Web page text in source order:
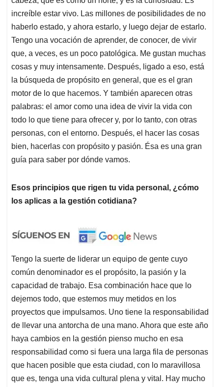
increíble estar vivo. Las millones de posibilidades de no
haberlo estado, y ahora estarlo, y luego dejar de estarlo.
Tengo una vocación de aprender, de conocer, de vivir
que, a veces, es un poco patológica. Me gustan muchas
cosas y muy intensamente. Después, ligado a eso, está
la búsqueda de propósito en general, que es el gran
motor de lo que hacemos. Y también aparecen otras
palabras: el amor como una idea de vivir la vida con
todo lo que tiene para ofrecer y, por lo tanto, con otras
personas, con el entorno. Después, el hacer las cosas
bien, hacerlas con propósito y pasión. Ésa es una gran
guía para saber por dónde vamos.
Esos principios que rigen tu vida personal, ¿cómo
los aplicas a la gestión cotidiana?
Tengo la suerte de liderar un equipo de gente cuyo
común denominador es el propósito, la pasión y la
capacidad de trabajo. Esa combinación hace que lo
dejemos todo, que estemos muy metidos en los
proyectos que impulsamos. Uno tiene la responsabilidad
de llevar una antorcha de una mano. Ahora que este año
haya cambios en la gestión pienso mucho en esa
responsabilidad como si fuera una larga fila de personas
que hacen posible que esta ciudad, con lo maravillosa
que es, tenga una vida cultural plena y vital. Hay mucho